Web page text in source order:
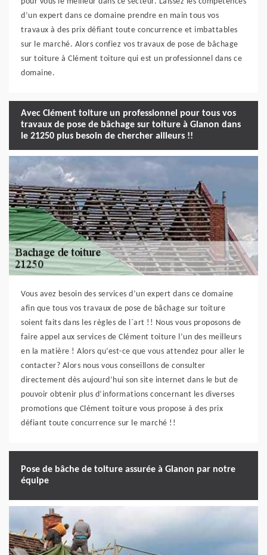
d’un expert dans ce domaine prendre en main tous vos
travaux à des prix défiant toute concurrence et imbattables
sur le marché. Alors confiez vos travaux de pose de bâchage
sur toiture à Clément toiture qui est un professionnel dans ce
domaine.
Avec Clément toiture un professionnel pour tous vos
travaux de pose de bâchage sur toiture à Glanon dans
le 21250 plus besoin de chercher ailleurs !!
Vous avez besoin des services d’un expert dans ce domaine
afin que tous vos travaux de pose de bâchage sur toiture
soient faits dans les règles de l`art !! Nous vous proposons de
faire appel aux services de Clément toiture l’un des meilleurs
en la matière ! Alors qu’est-ce que vous attendez pour aller le
contacter? Alors nous vous conseillons de consulter
directement dès aujourd’hui son site internet dans le but de
pouvoir obtenir plus d’informations concernant les diverses
promotions que Clément toiture vous propose à des prix
défiant toute concurrence sur le marché !!
Pose de bâche de toiture assurée à Glanon par notre
équipe